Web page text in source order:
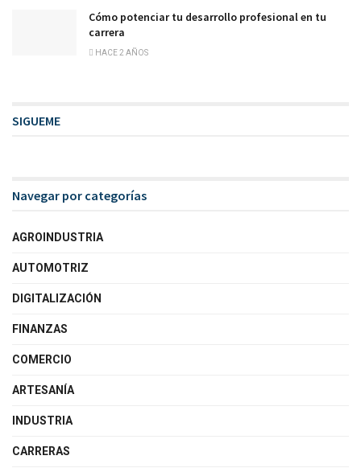
Cómo potenciar tu desarrollo profesional en tu
carrera
HACE 2 AÑOS
SIGUEME
Navegar por categorías
AGROINDUSTRIA
AUTOMOTRIZ
DIGITALIZACIÓN
FINANZAS
COMERCIO
ARTESANÍA
INDUSTRIA
CARRERAS